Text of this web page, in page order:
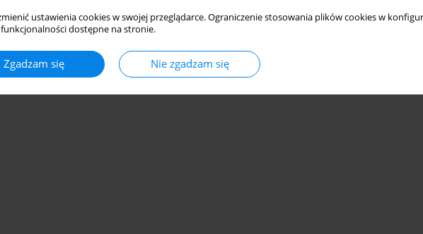
ustawienia cookies w swojej przeglądarce. Ograniczenie stosowania plików cookies w
dostępne na stronie.
Zgadzam się Nie zgadzam się